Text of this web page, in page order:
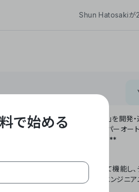
Shun Hatosakiが
オートメーションSaaS「Yoom」を開発・
をノーコードで組み合わせたハイパーオー
化するサービスを提供しています。**
」**: SaaS連携データベースとして機能し、
日報作成などの業務を自動化。非エンジニ
で始める